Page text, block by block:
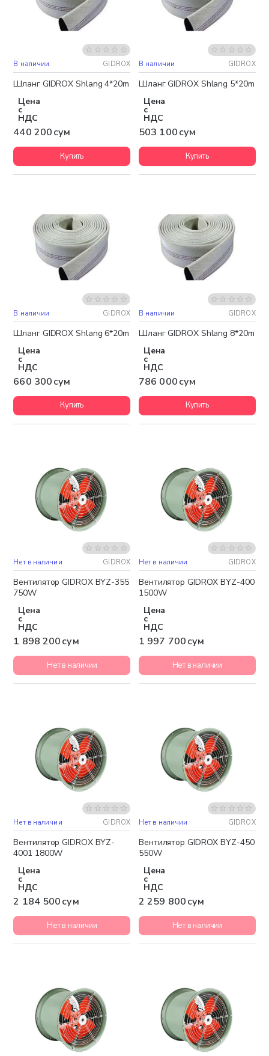
В наличии GIDROX
Шланг GIDROX Shlang 4*20m
Цена
с
НДС
440 200 сум
Купить
В наличии GIDROX
Шланг GIDROX Shlang 5*20m
Цена
с
НДС
503 100 сум
Купить
В наличии GIDROX
Шланг GIDROX Shlang 6*20m
Цена
с
НДС
660 300 сум
Купить
В наличии GIDROX
Шланг GIDROX Shlang 8*20m
Цена
с
НДС
786 000 сум
Купить
Бесплатная доставка
Нет в наличии GIDROX
Вентилятор GIDROX BYZ-355
750W
Цена
с
НДС
1 898 200 сум
Нет в наличии
Бесплатная доставка
Нет в наличии GIDROX
Вентилятор GIDROX BYZ-400
1500W
Цена
с
НДС
1 997 700 сум
Нет в наличии
Бесплатная доставка
Нет в наличии GIDROX
Вентилятор GIDROX BYZ-
4001 1800W
Цена
с
НДС
2 184 500 сум
Нет в наличии
Бесплатная доставка
Нет в наличии GIDROX
Вентилятор GIDROX BYZ-450
550W
Цена
с
НДС
2 259 800 сум
Нет в наличии